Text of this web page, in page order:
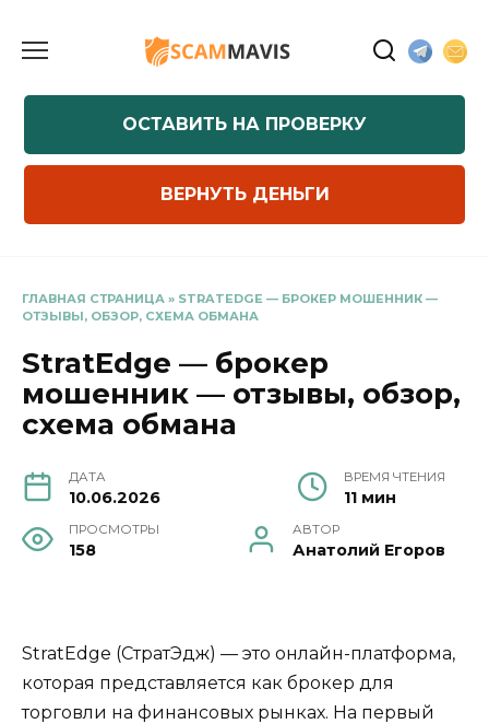
содержанию
ОСТАВИТЬ НА ПРОВЕРКУ
ВЕРНУТЬ ДЕНЬГИ
ГЛАВНАЯ СТРАНИЦА » STRATEDGE — БРОКЕР МОШЕННИК —
ОТЗЫВЫ, ОБЗОР, СХЕМА ОБМАНА
StratEdge — брокер
мошенник — отзывы, обзор,
схема обмана
ДАТА
10.06.2026
ВРЕМЯ ЧТЕНИЯ
11 мин
ПРОСМОТРЫ
158
АВТОР
Анатолий Егоров
StratEdge (СтратЭдж) — это онлайн-платформа,
которая представляется как брокер для
торговли на финансовых рынках. На первый